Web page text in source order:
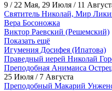
9 / 22 Мая, 29 Июля / 11
Святитель Николай, Мир
Вера Босоножка
Виктор Раевский (Решемский)
Показать ещё
Игумения Досифея (Ипатова)
Праведный иерей Николай
Преподобная Анимаиса
25 Июля / 7 Августа
Преподобный Макарий